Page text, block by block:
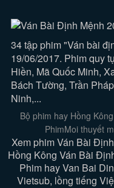
34 tập phim "Ván bài
19/06/2017. Phim quy
Hiền, Mã Quốc Minh,
Bách Tường, Trần
Ninh,...
Bộ phim hay Hồng
PhimMoi thuyết
Xem phim Ván Bài
Hồng Kông Ván Bài
Phim hay Van Bai
Vietsub, lồng tiếng